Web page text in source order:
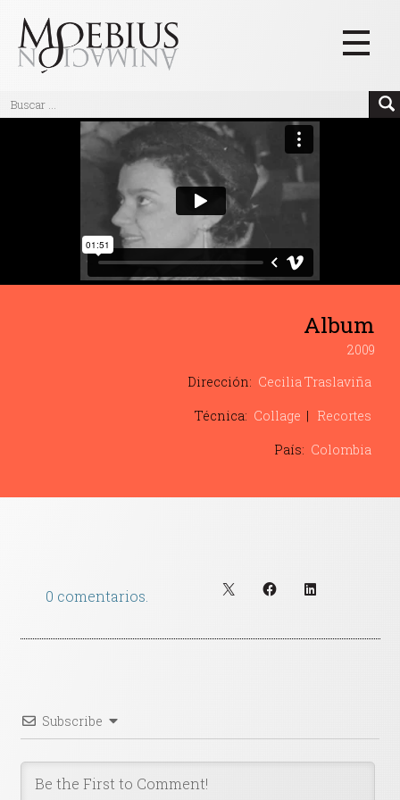
Inicio
Videos
Blog
Textos
Eventos
Album
2009
Dirección: Cecilia Traslaviña
Técnica: Collage
Recortes
País: Colombia
0 comentarios.
Subscribe